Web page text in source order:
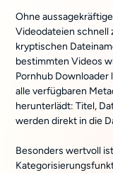
Ohne
Videodateien schnell
kryptischen
bestimmten Videos
Pornhub Downloader
alle verfügbaren
herunterlädt: Titel,
werden direkt in die
Besonders wertvoll